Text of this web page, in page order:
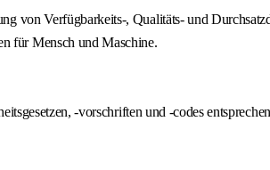
von Verfügbarkeits-, Qualitäts- und
für Mensch und Maschine.
-vorschriften und -codes